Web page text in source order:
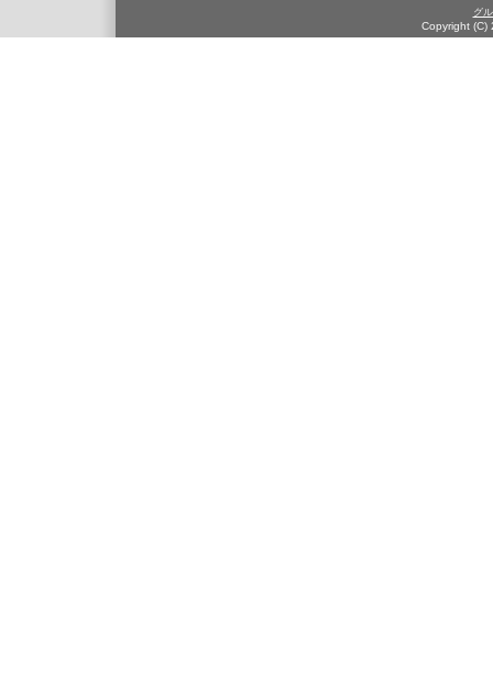
グ
Copyright (C)